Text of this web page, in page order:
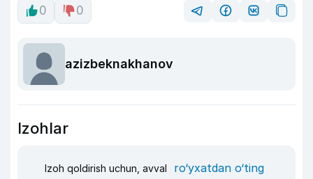
0 0
azizbeknakhanov
Izohlar
Izoh qoldirish uchun, avval ro‘yxatdan o‘ting